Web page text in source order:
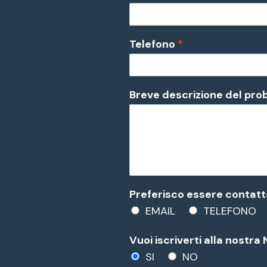
Telefono *
Breve descrizione del
Preferisco essere
EMAIL
TELEFONO
Vuoi iscriverti alla nostra
SI
NO